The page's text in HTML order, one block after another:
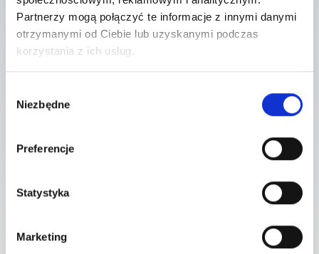
Partnerzy mogą połączyć te informacje z innymi danymi
otrzymanymi od Ciebie lub uzyskanymi podczas
korzystania z ich usług.
zgody
Niezbędne
Preferencje
Statystyka
Marketing
Lista placówek w
których usługa jest
dostępna
gen. Józefa Bema 5-6 , 59-300 Lubin
ul. A. Mickiewicza 39 , 05-500 Piaseczno